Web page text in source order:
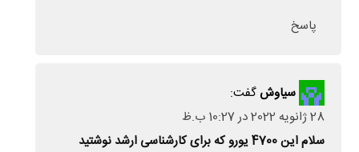
پاسخ
سیاوشگفت:
28 ژانویه 2022 در 10:27 ب.ظ
سلام این 4700 یورو که برای کارشناسی ارشد نوشتید